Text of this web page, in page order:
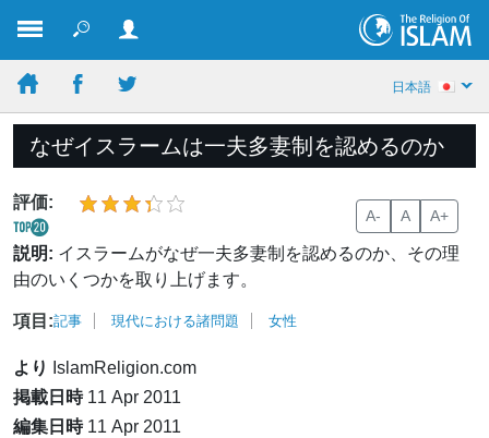
日本語
なぜイスラームは一夫多妻制を認めるのか
評価:
A- A A+
説明: イスラームがなぜ一夫多妻制を認めるのか、その理
由のいくつかを取り上げます。
項目:記事 現代における諸問題 女性
より
IslamReligion.com
掲載日時 11 Apr 2011
編集日時 11 Apr 2011